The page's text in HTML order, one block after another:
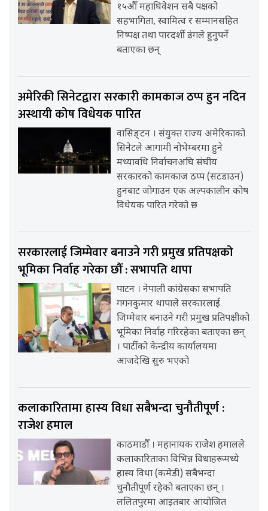
१५औँ महाधिवेशन सबै पक्षको
सहभागिता, स्वामित्व र सम्मानसहित
निष्पक्ष तथा पारदर्शी ढंगले हुनुपर्ने
बताएका छन्
अमेरिकी सिनेटद्वारा सरकारी कामकाज ठप्प हुन नदिन
अस्थायी कोष विधेयक पारित
वासिङ्टन । संयुक्त राज्य अमेरिकाको
सिनेटले आगामी नोभेम्बरमा हुने
मध्यावधि निर्वाचनअघि संघीय
सरकारको कामकाज ठप्प (सटडाउन)
हुनबाट जोगाउन एक अल्पकालीन कोष
विधेयक पारित गरेको छ
सरकारलाई जिम्मेवार बनाउने गरी प्रमुख प्रतिपक्षको
भूमिका निर्वाह गरेका छौँ : सभापति थापा
पाटन । नेपाली कांग्रेसका सभापति
गगनकुमार थापाले सरकारलाई
जिम्मेवार बनाउने गरी प्रमुख प्रतिपक्षीको
भूमिका निर्वाह गरिरहेका बताएका छन्
। पार्टीको केन्द्रीय कार्यालयमा
आजदेखि सुरु भएको
कलाकारितामा हास्य विधा सबैभन्दा चुनौतीपूर्ण :
राजेश हमाल
काठमाडौँ । महानायक राजेश हमालले
कलाकारिताका विभिन्न विधाहरूमध्ये
हास्य विधा (कमेडी) सबैभन्दा
चुनौतीपूर्ण रहेको बताएका छन् ।
ललितपुरमा आइतबार आयोजित